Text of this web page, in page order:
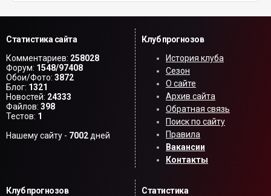
Статистика сайта
Комментариев: 258028
Форум: 1548/97408
Обои/Фото: 3872
Блог: 1321
Новостей: 24333
Файлов: 398
Тестов: 1
Нашему сайту - 7002 дней
Клуб прогнозов
История клуба
Сезон
О сайте
Архив сайта
Обратная связь
Поиск по сайту
Правила
Вакансии
Контакты
Клуб прогнозов Статистика